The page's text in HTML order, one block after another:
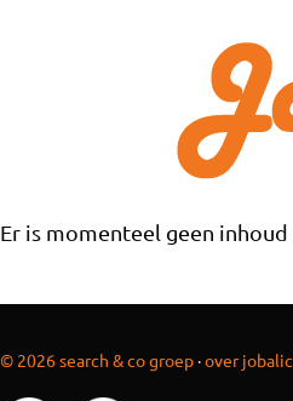
Er is momenteel geen
© 2026 search & co groep·over